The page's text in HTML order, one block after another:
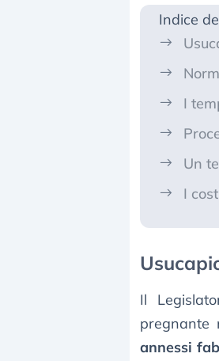
Indice
I
Un
I
Il
pregnante
annessi